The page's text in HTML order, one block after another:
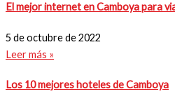
El mejor internet en Camboya para
5 de octubre de 2022
Leer más »
Los 10 mejores hoteles de Camboya